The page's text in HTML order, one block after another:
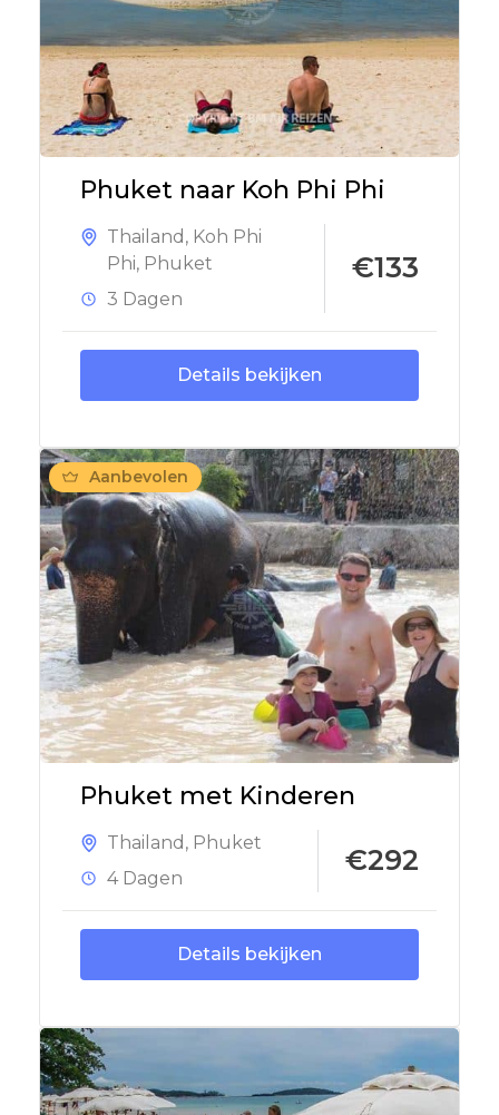
Phuket naar Koh Phi Phi
Thailand , Koh Phi
Phi, Phuket
3 Dagen
€133
Details bekijken
Aanbevolen
Phuket met Kinderen
Thailand , Phuket
4 Dagen
€292
Details bekijken